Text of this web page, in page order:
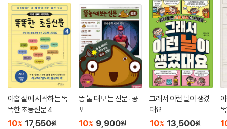
이란과 이라크의 국민 다수는 시아파 이슬람교도예요. 하지만 이슬람교를
믿는 수많은 국가 중에서는 소수에 해당하죠. 대부분의 이슬람 국가는 수
니파에 해당해요. 수니파 국가들의 중심 역할을 하는 나라는 사우디아라비
아예요. 시아파와 수니파의 대표 격인 이란과 사우디아라비아는 각자의 영
향력을 키우기 위해 주변 국가들을 편 가르기 했어요. 여기에 영토와 석유
와 물과 같은 자원 문제, 소수 민족과의 갈등과 외세의 개입이 더해지며 중
동의 갈등이 깊어졌어요.
--- p.171
다양한 민족이 사는 아프가니스탄. 비행기가 없던 시절 상인들은 아프가니
꼭 뛰어난 재능이 있어야 세상을 더 낫게 만들 수 있는 것은 아니에요. 슈퍼
히어로가 꼭 망토를 둘러야만 하는 게 아닌 것처럼요. 누구나 자기 자리에
서 자기가 할 수 있는 만큼 세상에 대해 생각하고, 옳은 일과 그른 일이 무
언지 살펴보는 것이 중요해요. 내가 내리는 선택이 다른 사람과 환경에 어
떤 영향을 미치는지 알아보는 것도 중요하고요. 우리가 살고 있는 21세기
지구는 곳곳이 이어져 있는 초연결 사회예요. 나의 작은 행동이 지구 반대
편 누군가의 삶에 큰 영향을 미칠 수 있어요. 호기심 가득한 눈으로 세상을
바라보고, 세계 시민으로 거듭날 수 있는 여행을 함께 떠나 봐요. 우리가 교
실 안에서 배우는 모든 것은 교실 밖 세상과 연결되어 있으니까요.
아홉 살에 시작하는 똑
똑한 초등신문 4
10% 17,550원
똥 눌 때 보는 신문 : 공
포
10% 9,900원
그래서 이런 날이 생겼
대요
10% 13,500원